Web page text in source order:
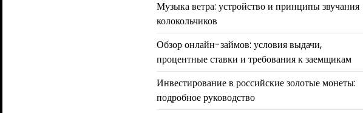
Музыка ветра: устройство и принципы звучания
колокольчиков
Обзор онлайн-займов: условия выдачи,
процентные ставки и требования к заемщикам
Инвестирование в российские золотые монеты:
подробное руководство